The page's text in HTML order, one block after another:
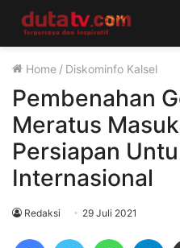
Home / Diskominfo Kalsel
Pembenahan
Meratus
Persiapan
Internasional
Redaksi 29 Juli 2021
FacebookTwitter